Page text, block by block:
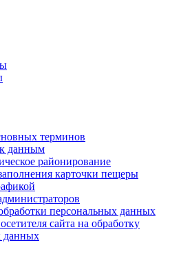
терминов
данным
районирование
карточки пещеры
персональных данных
сайта на обработку
данных